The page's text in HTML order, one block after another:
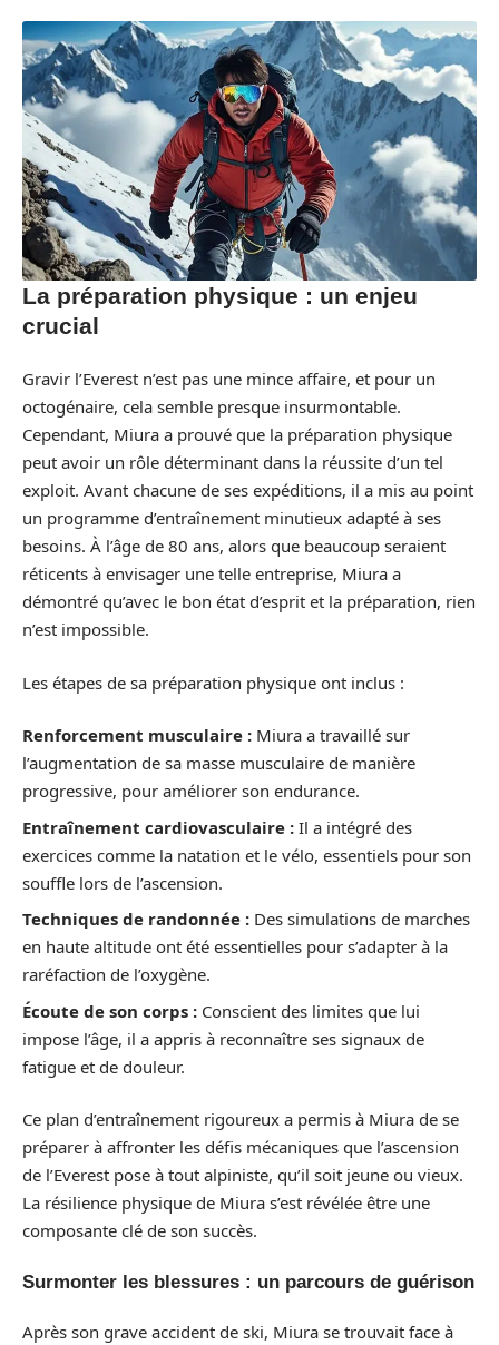
La préparation physique : un enjeu
crucial
Gravir l’Everest n’est pas une mince affaire, et pour un
octogénaire, cela semble presque insurmontable.
Cependant, Miura a prouvé que la préparation physique
peut avoir un rôle déterminant dans la réussite d’un tel
exploit. Avant chacune de ses expéditions, il a mis au point
un programme d’entraînement minutieux adapté à ses
besoins. À l’âge de 80 ans, alors que beaucoup seraient
réticents à envisager une telle entreprise, Miura a
démontré qu’avec le bon état d’esprit et la préparation, rien
n’est impossible.
Les étapes de sa préparation physique ont inclus :
Renforcement musculaire : Miura a travaillé sur
l’augmentation de sa masse musculaire de manière
progressive, pour améliorer son endurance.
Entraînement cardiovasculaire : Il a intégré des
exercices comme la natation et le vélo, essentiels pour son
souffle lors de l’ascension.
Techniques de randonnée : Des simulations de marches
en haute altitude ont été essentielles pour s’adapter à la
raréfaction de l’oxygène.
Écoute de son corps : Conscient des limites que lui
impose l’âge, il a appris à reconnaître ses signaux de
fatigue et de douleur.
Ce plan d’entraînement rigoureux a permis à Miura de se
préparer à affronter les défis mécaniques que l’ascension
de l’Everest pose à tout alpiniste, qu’il soit jeune ou vieux.
La résilience physique de Miura s’est révélée être une
composante clé de son succès.
Surmonter les blessures : un parcours de guérison
Après son grave accident de ski, Miura se trouvait face à